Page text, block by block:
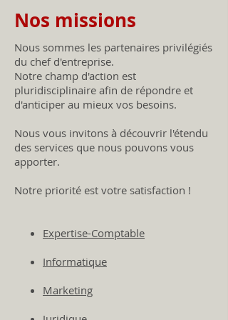
Nos missions
Nous sommes les partenaires privilégiés
du chef d'entreprise.
Notre champ d'action est
pluridisciplinaire afin de répondre et
d'anticiper au mieux vos besoins.
Nous vous invitons à découvrir l'étendu
des services que nous pouvons vous
apporter.
Notre priorité est votre satisfaction !
Expertise-Comptable
Informatique
Marketing